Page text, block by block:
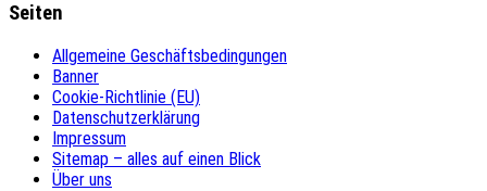
Seiten
Allgemeine Geschäftsbedingungen
Banner
Cookie-Richtlinie (EU)
Datenschutzerklärung
Impressum
Sitemap – alles auf einen Blick
Über uns